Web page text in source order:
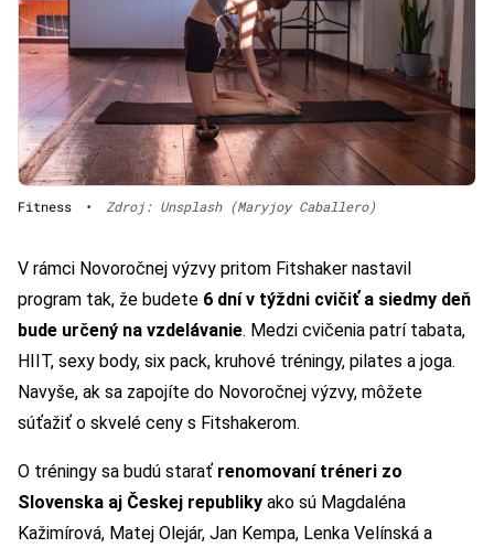
Fitness • Zdroj: Unsplash (Maryjoy Caballero)
V rámci Novoročnej výzvy pritom Fitshaker nastavil
program tak, že budete 6 dní v týždni cvičiť a siedmy deň
bude určený na vzdelávanie. Medzi cvičenia patrí tabata,
HIIT, sexy body, six pack, kruhové tréningy, pilates a joga.
Navyše, ak sa zapojíte do Novoročnej výzvy, môžete
súťažiť o skvelé ceny s Fitshakerom.
O tréningy sa budú starať renomovaní tréneri zo
Slovenska aj Českej republiky ako sú Magdaléna
Kažimírová, Matej Olejár, Jan Kempa, Lenka Velínská a